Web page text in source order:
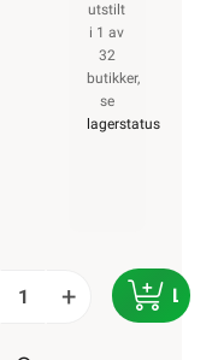
utstilt
i 1 av
32
butikker,
se
lagerstatus
+